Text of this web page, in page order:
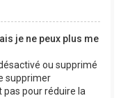
je ne peux plus me
ou supprimé
supprimer
pour réduire la